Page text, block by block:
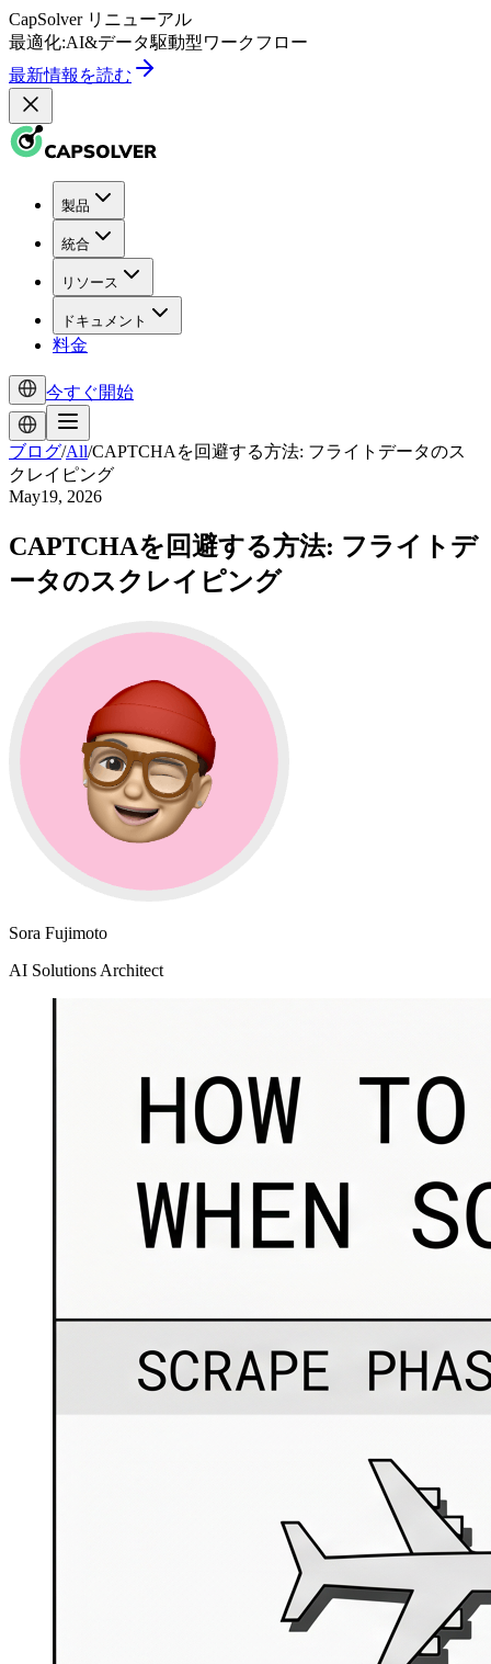
CapSolver リニューアル
最適化:AI&データ駆動型ワークフロー
最新情報を読む
製品
統合
リソース
ドキュメント
料金
今すぐ開始
ブログ/All/CAPTCHAを回避する方法: フライトデータのス
クレイピング
May19, 2026
CAPTCHAを回避する方法: フライトデ
ータのスクレイピング
Sora Fujimoto
AI Solutions Architect